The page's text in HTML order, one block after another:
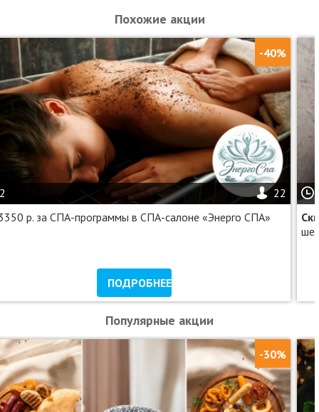
Похожие акции
-40%
2
22
р. за СПА-программы в СПА-салоне «Энерго СПА»
ПОДРОБНЕЕ
Популярные акции
-30%